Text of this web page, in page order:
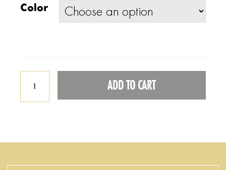
Color
ADD TO CART